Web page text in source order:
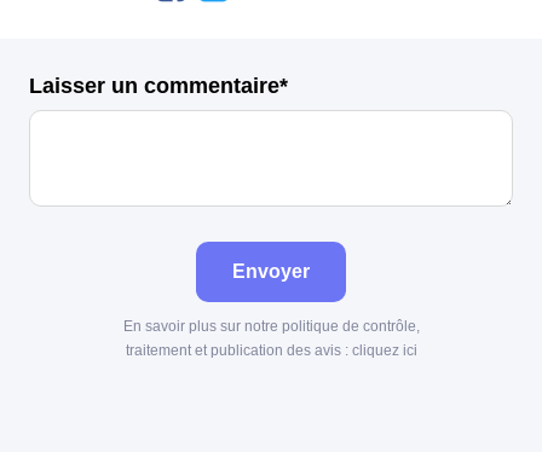
Laisser un commentaire*
Envoyer
En savoir plus sur notre politique de contrôle,
traitement et publication des avis : cliquez ici